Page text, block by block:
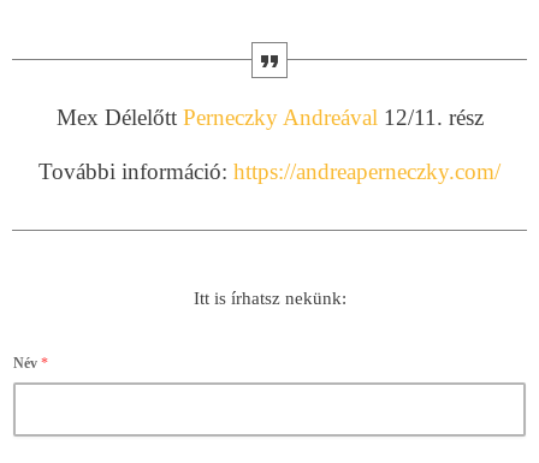
Mex Délelőtt Perneczky Andreával 12/11. rész
További információ: https://andreaperneczky.com/
Itt is írhatsz nekünk:
Név *